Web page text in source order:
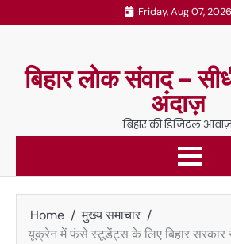
to
Friday, Aug 07, 2026
बिहार लोक संवाद –
अंदाज़
बिहार की डिजिटल
Home
मुख्य समाचार
यूक्रेन में फंसे स्टूडेंट्स के लिए बिहार सरकार